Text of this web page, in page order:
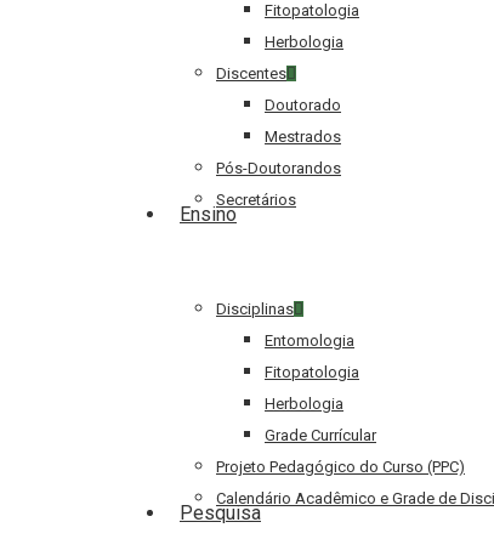
Fitopatologia
Herbologia
Discentes
Doutorado
Mestrados
Pós-Doutorandos
Secretários
Ensino
Disciplinas
Entomologia
Fitopatologia
Herbologia
Grade Currícular
Projeto Pedagógico do Curso (PPC)
Calendário Acadêmico e Grade de
Pesquisa